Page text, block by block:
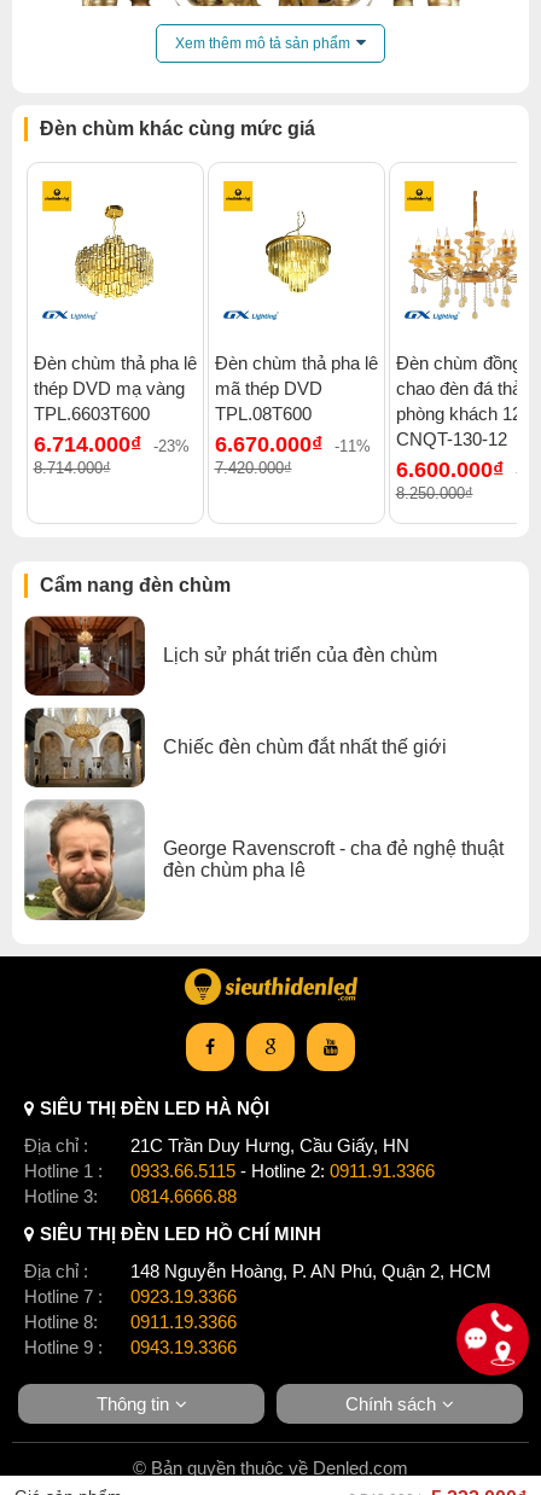
Click để xem thêm chiết khấu, quà tặng và khuyến mãi của
đèn chùm.
Xem thêm:Đèn chùm tân cổ điển,Đèn chùm treo thả ,
Đèn chùm đồng
Đèn chùm phòng khách
Xem thêm mô tả sản phẩm
Đèn chùm khác cùng mức giá
Đèn chùm thả pha lê
thép DVD mạ vàng
TPL.6603T600
6.714.000₫
-23%
8.714.000₫
Đèn chùm thả pha lê
mã thép DVD
TPL.08T600
6.670.000₫
-11%
7.420.000₫
Đèn chùm đồng
chao đèn đá thả
phòng khách 12
CNQT-130-12
6.600.000₫
-
8.250.000₫
Cẩm nang đèn chùm
Lịch sử phát triển của đèn chùm
Chiếc đèn chùm đắt nhất thế giới
George Ravenscroft - cha đẻ nghệ thuật
đèn chùm pha lê
SIÊU THỊ ĐÈN LED HÀ NỘI
Địa chỉ :
21C Trần Duy Hưng, Cầu Giấy, HN
Hotline 1 :
0933.66.5115 - Hotline 2: 0911.91.3366
Hotline 3:
0814.6666.88
SIÊU THỊ ĐÈN LED HỒ CHÍ MINH
Địa chỉ :
148 Nguyễn Hoàng, P. AN Phú, Quận 2, HCM
Hotline 7 :
0923.19.3366
Hotline 8:
0911.19.3366
Hotline 9 :
0943.19.3366
Thông tin Chính sách
© Bản quyền thuộc về Denled.com